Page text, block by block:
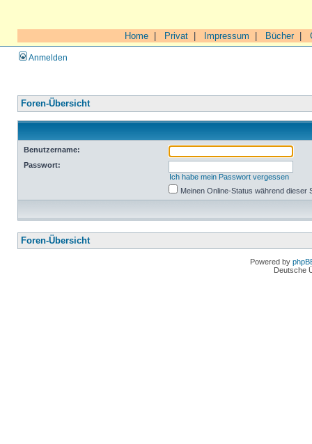
Home Privat Impressum Bücher|
Anmelden
Foren-Übersicht
Benutzername:
Passwort:
Ich habe mein Passwort vergessen
Meinen Online-Status während dieser
Foren-Übersicht
Powered by
Deutsche